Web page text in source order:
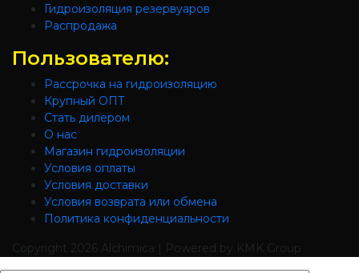
Гидроизоляция резервуаров
Распродажа
Пользователю:
Рассрочка на гидроизоляцию
Крупный ОПТ
Стать дилером
О нас
Магазин гидроизоляции
Условия оплаты
Условия доставки
Условия возврата или обмена
Политика конфиденциальности
Copyright 2026 Alchimica | Powered by KMK Group